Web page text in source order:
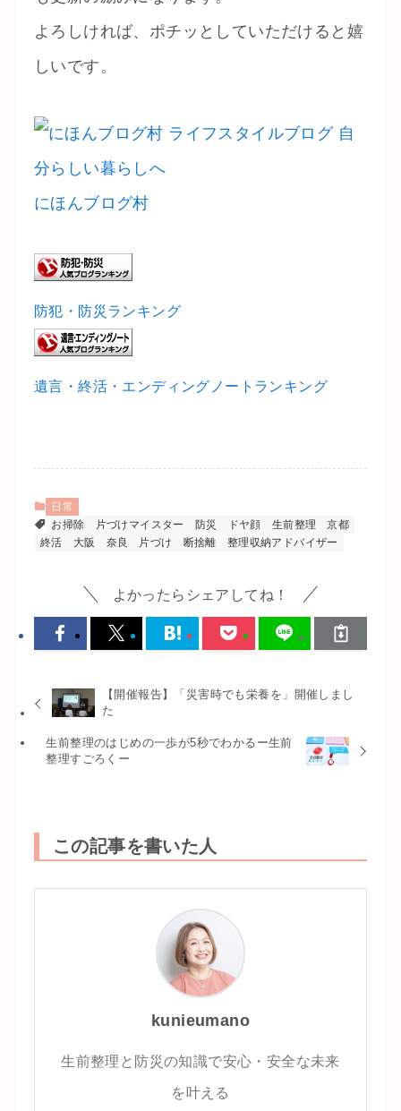
よろしければ、ポチッとしていただけると嬉
しいです。
にほんブログ村
防犯・防災ランキング
遺言・終活・エンディングノートランキング
日常
お掃除
片づけマイスター 防災 ドヤ顔 生前整理
京都
終活
大阪 奈良 片づけ 断捨離 整理収納アドバイザー
よかったらシェアしてね！
【開催報告】「災害時でも栄養を」開催しまし
た
生前整理のはじめの一歩が5秒でわかるー生前
整理すごろくー
この記事を書いた人
kunieumano
生前整理と防災の知識で安心・安全な未来
を叶える